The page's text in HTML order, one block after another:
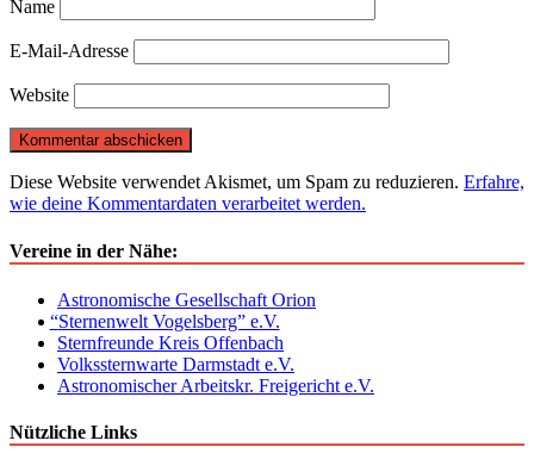
Name
E-Mail-Adresse
Website
Diese Website verwendet Akismet, um Spam zu reduzieren. Erfahre,
wie deine Kommentardaten verarbeitet werden.
Vereine in der Nähe:
Astronomische Gesellschaft Orion
“Sternenwelt Vogelsberg” e.V.
Sternfreunde Kreis Offenbach
Volkssternwarte Darmstadt e.V.
Astronomischer Arbeitskr. Freigericht e.V.
Nützliche Links